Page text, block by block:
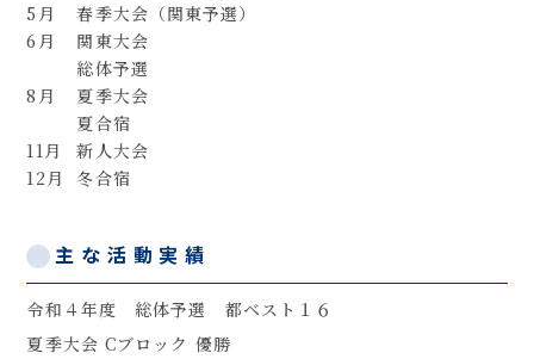
5月
春季大会（関東予選）
6月
関東大会
総体予選
8月
夏季大会
夏合宿
11月
新人大会
12月
冬合宿
主な活動実績
令和４年度 総体予選 都ベスト１６
夏季大会 Cブロック 優勝